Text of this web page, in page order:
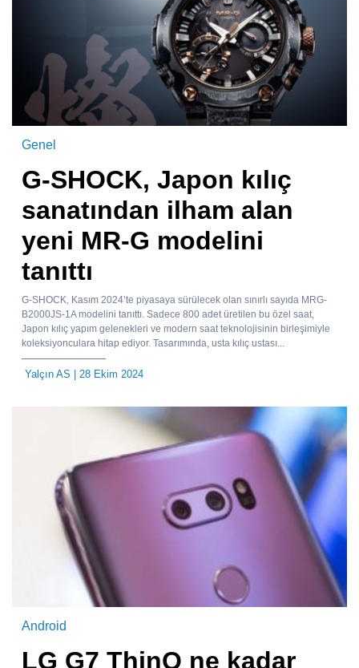
Genel
G-SHOCK, Japon kılıç
sanatından ilham alan
yeni MR-G modelini
tanıttı
G-SHOCK, Kasım 2024’te piyasaya sürülecek olan sınırlı sayıda MRG-
B2000JS-1A modelini tanıttı. Sadece 800 adet üretilen bu özel saat,
Japon kılıç yapım gelenekleri ve modern saat teknolojisinin birleşimiyle
koleksiyonculara hitap ediyor. Tasarımında, usta kılıç ustası...
Yalçın AS | 28 Ekim 2024
Android
LG G7 ThinQ ne kadar